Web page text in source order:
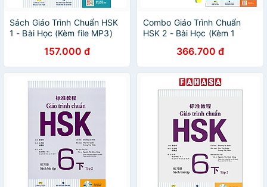
Sách Giáo Trình Chuẩn HSK
1 - Bài Học (Kèm file MP3)
157.000 đ
Combo Giáo Trình Chuẩn
HSK 2 - Bài Học (Kèm 1
Sách Bài Tập (Kèm MP3) (
Tặng Kèm Viết )
366.700 đ